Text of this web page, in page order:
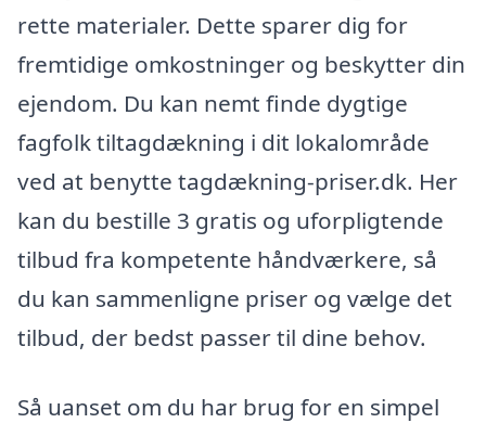
rette materialer. Dette sparer dig for
fremtidige omkostninger og beskytter din
ejendom. Du kan nemt finde dygtige
fagfolk tiltagdækning i dit lokalområde
ved at benytte tagdækning-priser.dk. Her
kan du bestille 3 gratis og uforpligtende
tilbud fra kompetente håndværkere, så
du kan sammenligne priser og vælge det
tilbud, der bedst passer til dine behov.
Så uanset om du har brug for en simpel